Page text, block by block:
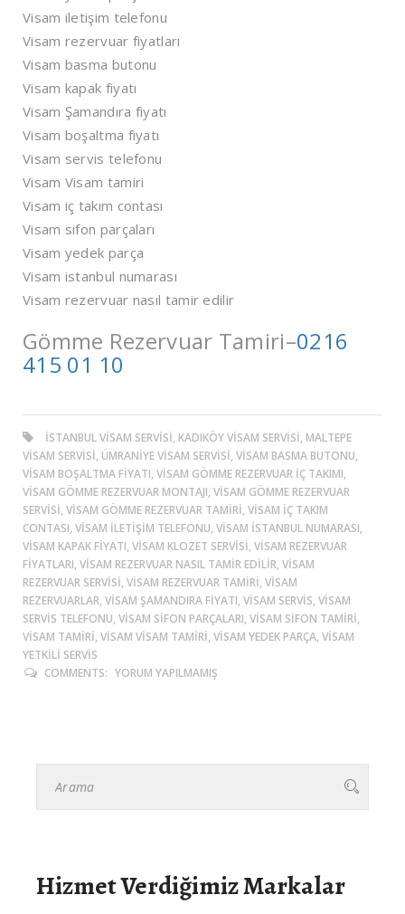
Visam iletişim telefonu
Visam rezervuar fiyatları
Visam basma butonu
Visam kapak fiyatı
Visam Şamandıra fiyatı
Visam boşaltma fiyatı
Visam servis telefonu
Visam Visam tamiri
Visam iç takım contası
Visam sifon parçaları
Visam yedek parça
Visam istanbul numarası
Visam rezervuar nasıl tamir edilir
Gömme Rezervuar Tamiri–0216
415 01 10
ISTANBUL VISAM SERVISI, KADIKÖY VISAM SERVISI, MALTEPE
VISAM SERVISI, ÜMRANIYE VISAM SERVISI, VISAM BASMA BUTONU,
VISAM BOŞALTMA FIYATI, VISAM GÖMME REZERVUAR IÇ TAKIMI,
VISAM GÖMME REZERVUAR MONTAJI, VISAM GÖMME REZERVUAR
SERVISI, VISAM GÖMME REZERVUAR TAMIRI, VISAM IÇ TAKIM
CONTASI, VISAM ILETIŞIM TELEFONU, VISAM ISTANBUL NUMARASI,
VISAM KAPAK FIYATI, VISAM KLOZET SERVISI, VISAM REZERVUAR
FIYATLARI, VISAM REZERVUAR NASIL TAMIR EDILIR, VISAM
REZERVUAR SERVISI, VISAM REZERVUAR TAMIRI, VISAM
REZERVUARLAR, VISAM ŞAMANDIRA FIYATI, VISAM SERVIS, VISAM
SERVIS TELEFONU, VISAM SIFON PARÇALARI, VISAM SIFON TAMIRI,
VISAM TAMIRI, VISAM VISAM TAMIRI, VISAM YEDEK PARÇA, VISAM
YETKILI SERVIS
COMMENTS: YORUM YAPILMAMIŞ
Hizmet Verdiğimiz Markalar